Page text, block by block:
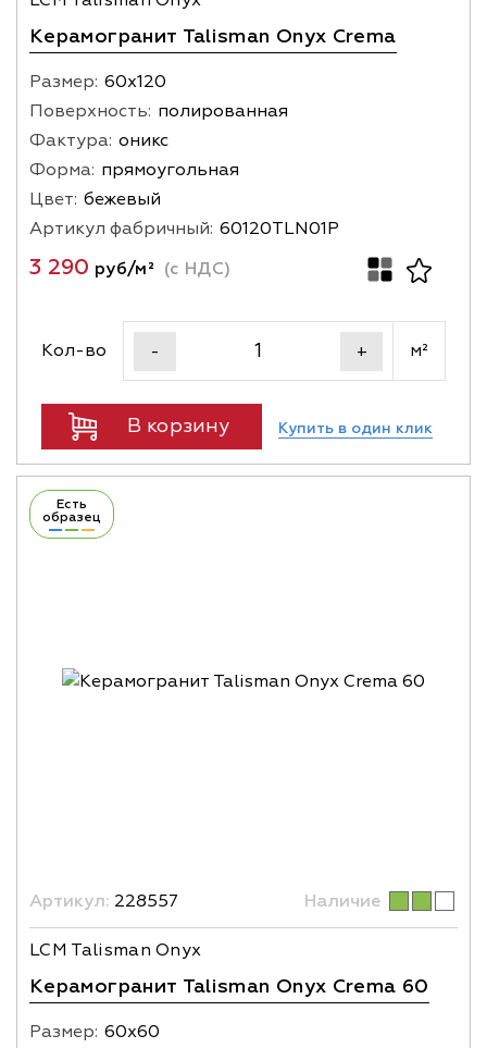
Керамогранит Talisman Onyx Crema
Размер: 60х120
Поверхность: полированная
Фактура: оникс
Форма: прямоугольная
Цвет: бежевый
Артикул фабричный: 60120TLN01P
3 290 руб/м² (с НДС)
Кол-во - + м²
В корзину Купить в один клик
Есть
образец
Артикул: 228557 Наличие
LCM Talisman Onyx
Керамогранит Talisman Onyx Crema 60
Размер: 60х60